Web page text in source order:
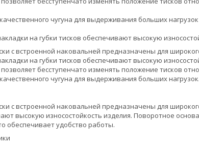
чугуна для выдерживания больших нагрузок
на губки тисков обеспечивают высокую
с встроенной наковальней предназначены для
на губки тисков обеспечивают высокую
бесступенчато изменять положение тисков
чугуна для выдерживания больших нагрузок.
с встроенной наковальней предназначены для
высокую износостойкость изделия. Поворотное
обеспечивает удобство работы.